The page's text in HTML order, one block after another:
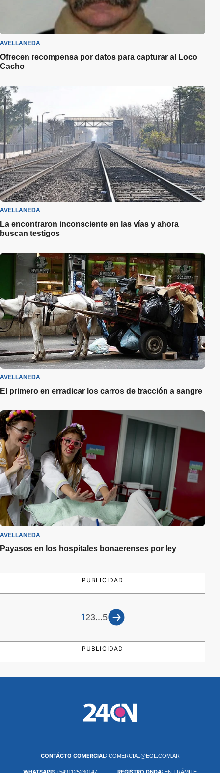
AVELLANEDA
Ofrecen recompensa por datos para capturar al Loco
Cacho
AVELLANEDA
La encontraron inconsciente en las vías y ahora
buscan testigos
AVELLANEDA
El primero en erradicar los carros de tracción a sangre
AVELLANEDA
Payasos en los hospitales bonaerenses por ley
PUBLICIDAD
123...5
PUBLICIDAD
CONTÁCTO COMERCIAL: COMERCIAL@EOL.COM.AR
WHATSAPP: +5491125230147 REGISTRO DNDA: EN TRÁMITE